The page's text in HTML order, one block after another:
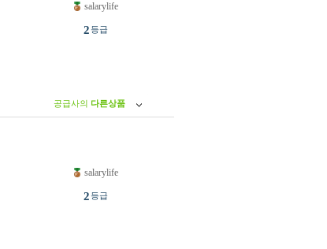
salarylife
2등급
공급사의 다른상품
salarylife
2등급